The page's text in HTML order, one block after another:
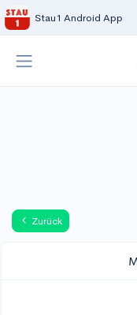
Stau1 Android App
Zurück